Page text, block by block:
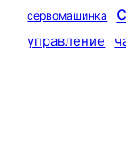
сервомашинка
управление